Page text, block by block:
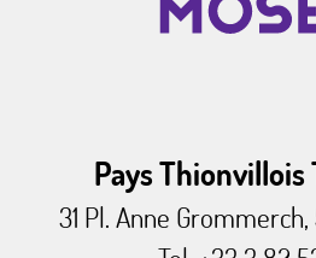
Pays Thionvillois
31 Pl. Anne